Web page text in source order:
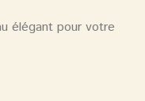
élégant pour votre